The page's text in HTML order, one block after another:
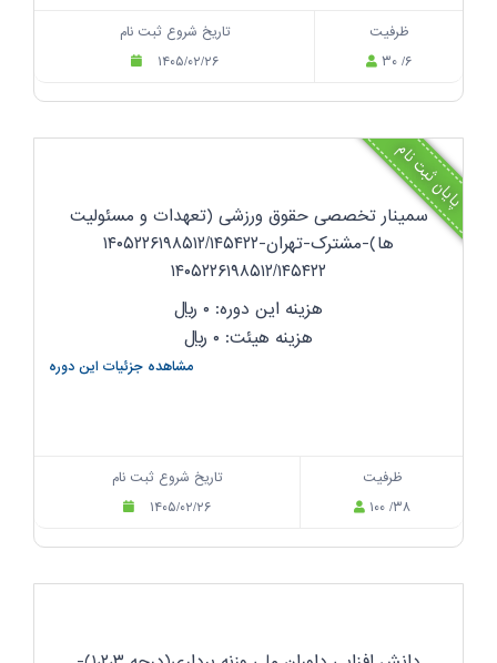
تاریخ شروع ثبت نام
۱۴۰۵/۰۲/۲۶
ظرفیت
۳۰ /۶
پایان ثبت نام
سمینار تخصصی حقوق ورزشی (تعهدات و مسئولیت
ها)-مشترک-تهران-۱۴۰۵۲۲۶۱۹۸۵۱۲/۱۴۵۴۲۲
۱۴۰۵۲۲۶۱۹۸۵۱۲/۱۴۵۴۲۲
هزینه این دوره: ۰
ریال
هزینه هیئت: ۰
ریال
مشاهده جزئیات این دوره
تاریخ شروع ثبت نام
۱۴۰۵/۰۲/۲۶
ظرفیت
۱۰۰ /۳۸